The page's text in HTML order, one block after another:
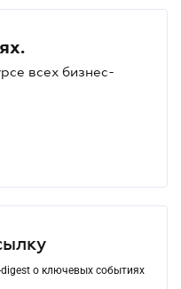
всех бизнес-
о ключевых событиях